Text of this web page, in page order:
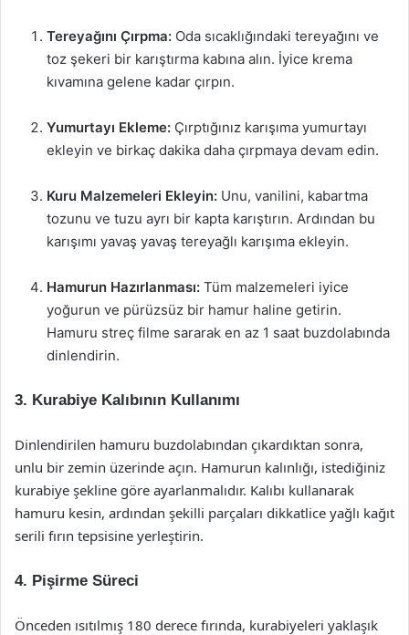
Tereyağını Çırpma: Oda sıcaklığındaki tereyağını ve
toz şekeri bir karıştırma kabına alın. İyice krema
kıvamına gelene kadar çırpın.
Yumurtayı Ekleme: Çırptığınız karışıma yumurtayı
ekleyin ve birkaç dakika daha çırpmaya devam edin.
Kuru Malzemeleri Ekleyin: Unu, vanilini, kabartma
tozunu ve tuzu ayrı bir kapta karıştırın. Ardından bu
karışımı yavaş yavaş tereyağlı karışıma ekleyin.
Hamurun Hazırlanması: Tüm malzemeleri iyice
yoğurun ve pürüzsüz bir hamur haline getirin.
Hamuru streç filme sararak en az 1 saat buzdolabında
dinlendirin.
3. Kurabiye Kalıbının Kullanımı
Dinlendirilen hamuru buzdolabından çıkardıktan sonra,
unlu bir zemin üzerinde açın. Hamurun kalınlığı, istediğiniz
kurabiye şekline göre ayarlanmalıdır. Kalıbı kullanarak
hamuru kesin, ardından şekilli parçaları dikkatlice yağlı kağıt
serili fırın tepsisine yerleştirin.
4. Pişirme Süreci
Önceden ısıtılmış 180 derece fırında, kurabiyeleri yaklaşık